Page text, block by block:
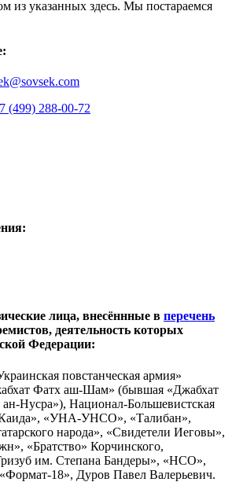
из указанных здесь. Мы постараемся
(499) 288-00-72
лица, внесённные в перечень
деятельность которых
Федерации:
повстанческая армия»
Фатх аш-Шам» (бывшая «Джабхат
Нусра»), Национал-Большевистская
«УНА-УНСО», «Талибан»,
народа», «Свидетели Иеговы»,
«Братство» Корчинского,
им. Степана Бандеры», «НСО»,
18», Дуров Павел Валерьевич.